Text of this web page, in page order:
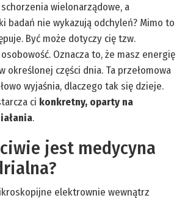
wielonarządowe, a
badań nie wykazują odchyleń? Mimo to
Być może dotyczy cię tzw.
Oznacza to, że masz energię
określonej części dnia. Ta przełomowa
wyjaśnia, dlaczego tak się dzieje.
ci konkretny, oparty na
.
jest medycyna
elektrownie wewnątrz